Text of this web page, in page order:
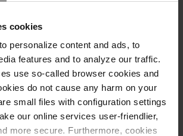
cookies
personalize content and ads, to
features and to analyze our traffic.
use so-called browser cookies and
do not cause any harm on your
small files with configuration settings
our online services user-friendlier,
more secure. Furthermore, cookies